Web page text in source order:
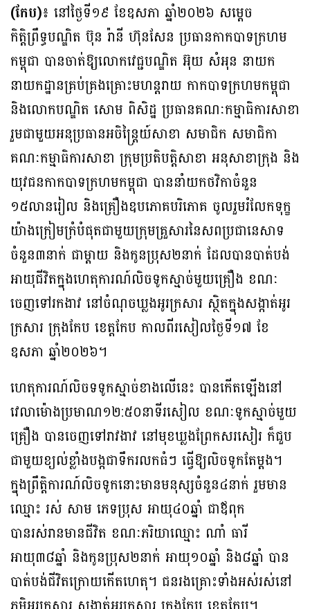
(កែប)៖ នៅថ្ងៃទី១៩ ខែឧសភា ឆ្នាំ២០២៦ សម្តេច
កិត្តិព្រឹទ្ធបណ្ឌិត ប៊ុន រ៉ានី ហ៊ុនសែន ប្រធានកាកបាទក្រហម
កម្ពុជា បានចាត់ឱ្យលោកវេជ្ជបណ្ឌិត អ៊ុយ សំអុន នាយក
នាយកដ្ឋានគ្រប់គ្រងគ្រោះមហន្តរាយ កាកបាទក្រហមកម្ពុជា
និងលោកបណ្ឌិត សោម ពិសិដ្ឋ ប្រធានគណៈកម្មាធិការសាខា
រួមជាមួយអនុប្រធានអចិន្ត្រៃយ៍សាខា សមាជិក សមាជិកា
គណៈកម្មាធិការសាខា ក្រុមប្រតិបត្តិសាខា អនុសាខាក្រុង និង
យុវជនកាកបាទក្រហមកម្ពុជា បាននាំយកថវិកាចំនួន
១៥លានរៀល និងគ្រឿងឧបភោគបរិភោគ ចូលរួមរំលែកទុក្ខ
យ៉ាងក្រៀមក្រំបំផុតជាមួយក្រុមគ្រួសារនៃសពប្រជានេសាទ
ចំនួន៣នាក់ ជាម្តាយ និងកូនប្រុស២នាក់ ដែលបានបាត់បង់
អាយុជីវិតក្នុងហេតុការណ៍លិចទូកស្មាច់មួយគ្រឿង ខណៈ
ចេញទៅរកងាវ នៅចំណុចឃ្លងអូរក្រសារ ស្ថិតក្នុងសង្កាត់អូរ
ក្រសារ ក្រុងកែប ខេត្តកែប កាលពីរសៀលថ្ងៃទី១៧ ខែ
ឧសភា ឆ្នាំ២០២៦។
ហេតុការណ៍លិចទទូកស្មាច់ខាងលើនេះ បានកើតឡើងនៅ
វេលាម៉ោងប្រមាណ១២:៥០នាទីរសៀល ខណៈទូកស្មាច់មួយ
គ្រឿង បានចេញទៅរាវងាវ នៅមុខឃ្លងព្រែកសរសៀរ ក៏ជួប
ជាមួយខ្យល់ខ្លាំងបង្កជាទឹករលកធំៗ ធ្វើឱ្យលិចទូកតែម្តង។
ក្នុងព្រឹត្តិការណ៍លិចទូកនោះមានមនុស្សចំនួន៤នាក់ រួមមាន
ឈ្មោះ រស់ សាម ភេទប្រុស អាយុ៤០ឆ្នាំ ជាឪពុក
បានរស់រានមានជីវិត ខណៈភរិយាឈ្មោះ ណាំ ធារី
អាយុ៣៨ឆ្នាំ និងកូនប្រុស២នាក់ អាយុ១០ឆ្នាំ និង៨ឆ្នាំ បាន
បាត់បង់ជីវិតក្រោយកើតហេតុ។ ជនរងគ្រោះទាំងអស់រស់នៅ